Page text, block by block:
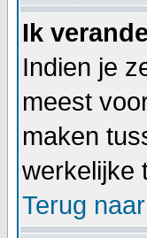
Ik
Indien je
meest
maken
werkelijke
Terug